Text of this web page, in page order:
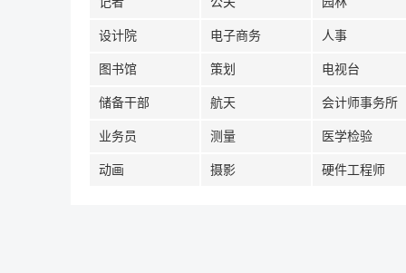
设计院 电子商务 人事
图书馆 策划 电视台
储备干部 航天 会计师事务所
业务员 测量 医学检验
动画 摄影 硬件工程师